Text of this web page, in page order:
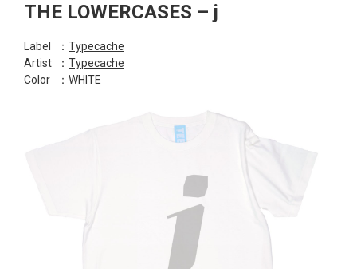
THE LOWERCASES – j
Label ： Typecache
Artist
： Typecache
Color
：WHITE